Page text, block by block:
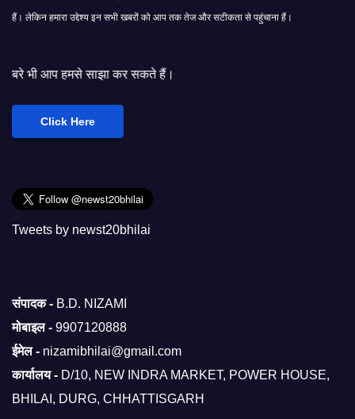
हैं। लेकिन हमारा उद्देश्य इन सभी खबरों को आप तक तेज और सटीकता से पहुंचाना हैं।
कर सकते हैं।
Click Here
Tweets by newst20bhilai
संपादक - B.D. NIZAMI
मोबाइल - 9907120888
ईमेल - nizamibhilai@gmail.com
कार्यालय - D/10, NEW INDRA MARKET, POWER HOUSE,
BHILAI, DURG, CHHATTISGARH